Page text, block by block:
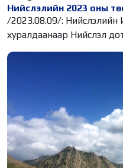
Нийслэлийн 2023 оны
/2023.08.09/: Нийслэлийн
хуралдаанаар Нийслэл